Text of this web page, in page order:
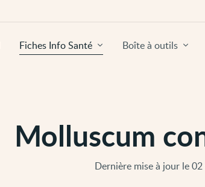
Molluscum
Dernière mise à jour le
Fiches Info Santé Boîte à outils